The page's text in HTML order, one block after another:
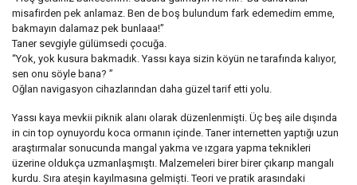
misafirden pek anlamaz. Ben de boş bulundum fark edemedim emme,
bakmayın dalamaz pek bunlaaa!”
Taner sevgiyle gülümsedi çocuğa.
“Yok, yok kusura bakmadık. Yassı kaya sizin köyün ne tarafında kalıyor,
sen onu söyle bana? ”
Oğlan navigasyon cihazlarından daha güzel tarif etti yolu.
Yassı kaya mevkii piknik alanı olarak düzenlenmişti. Üç beş aile dışında
in cin top oynuyordu koca ormanın içinde. Taner internetten yaptığı uzun
araştırmalar sonucunda mangal yakma ve ızgara yapma teknikleri
üzerine oldukça uzmanlaşmıştı. Malzemeleri birer birer çıkarıp mangalı
kurdu. Sıra ateşin kayılmasına gelmişti. Teori ve pratik arasındaki